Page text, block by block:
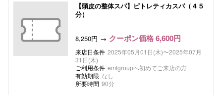
【頭皮の整体スパ】ピトレティカスパ（４５
分）
8,250円 クーポン価格 6,600円
来店日条件 2025年05月01日(木)〜2025年07月
31日(木)
ご利用条件 emtgroupへ初めてご来店の方
有効期限 なし
所要時間 90分